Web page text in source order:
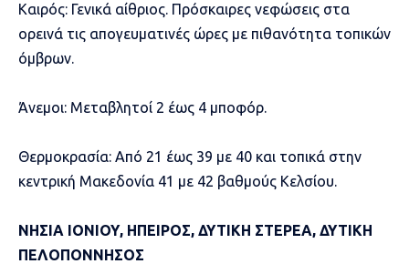
Καιρός: Γενικά αίθριος. Πρόσκαιρες νεφώσεις στα
ορεινά τις απογευματινές ώρες με πιθανότητα τοπικών
όμβρων.
Άνεμοι: Μεταβλητοί 2 έως 4 μποφόρ.
Θερμοκρασία: Από 21 έως 39 με 40 και τοπικά στην
κεντρική Μακεδονία 41 με 42 βαθμούς Κελσίου.
ΝΗΣΙΑ ΙΟΝΙΟΥ, ΗΠΕΙΡΟΣ, ΔΥΤΙΚΗ ΣΤΕΡΕΑ, ΔΥΤΙΚΗ
ΠΕΛΟΠΟΝΝΗΣΟΣ